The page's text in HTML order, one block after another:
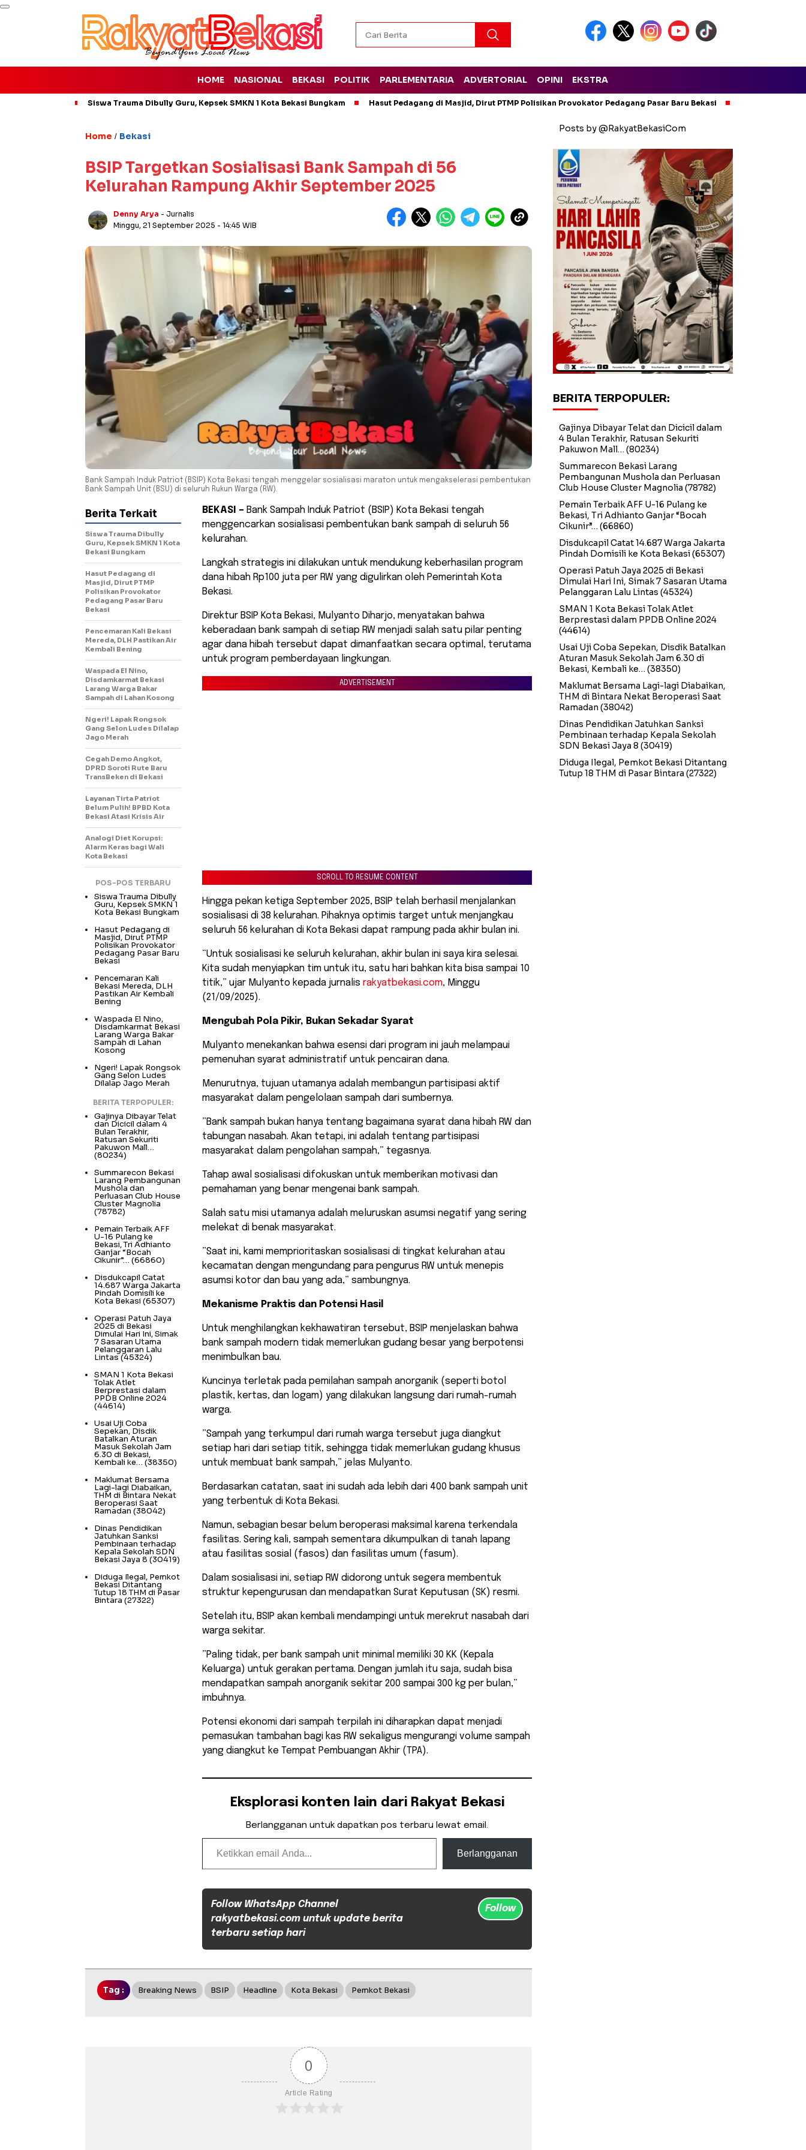
HOME NASIONAL BEKASI POLITIK PARLEMENTARIA ADVERTORIAL OPINI EKSTRA
Siswa Trauma Dibully Guru, Kepsek SMKN 1 Kota Bekasi Bungkam Hasut Pedagang di Masjid, Dirut PTMP Polisikan Provokator Pedagang Pasar Baru Bekasi
Home / Bekasi
BSIP Targetkan Sosialisasi Bank Sampah di 56
Kelurahan Rampung Akhir September 2025
Denny Arya - Jurnalis
Minggu, 21 September 2025 - 14:45 WIB
Bank Sampah Induk Patriot (BSIP) Kota Bekasi tengah menggelar sosialisasi maraton untuk mengakselerasi pembentukan
Bank Sampah Unit (BSU) di seluruh Rukun Warga (RW).
BEKASI – Bank Sampah Induk Patriot (BSIP) Kota Bekasi tengah
menggencarkan sosialisasi pembentukan bank sampah di seluruh 56
kelurahan.
Langkah strategis ini dilakukan untuk mendukung keberhasilan program
dana hibah Rp100 juta per RW yang digulirkan oleh Pemerintah Kota
Bekasi.
​Direktur BSIP Kota Bekasi, Mulyanto Diharjo, menyatakan bahwa
keberadaan bank sampah di setiap RW menjadi salah satu pilar penting
agar dana hibah tersebut dapat dimanfaatkan secara optimal, terutama
untuk program pemberdayaan lingkungan.
ADVERTISEMENT
SCROLL TO RESUME CONTENT
​Hingga pekan ketiga September 2025, BSIP telah berhasil menjalankan
sosialisasi di 38 kelurahan. Pihaknya optimis target untuk menjangkau
seluruh 56 kelurahan di Kota Bekasi dapat rampung pada akhir bulan ini.
“Untuk sosialisasi ke seluruh kelurahan, akhir bulan ini saya kira selesai.
Kita sudah menyiapkan tim untuk itu, satu hari bahkan kita bisa sampai 10
titik,” ujar Mulyanto kepada jurnalis rakyatbekasi.com, Minggu
(21/09/2025).
Mengubah Pola Pikir, Bukan Sekadar Syarat
Mulyanto menekankan bahwa esensi dari program ini jauh melampaui
pemenuhan syarat administratif untuk pencairan dana.
Menurutnya, tujuan utamanya adalah membangun partisipasi aktif
masyarakat dalam pengelolaan sampah dari sumbernya.
​”Bank sampah bukan hanya tentang bagaimana syarat dana hibah RW dan
tabungan nasabah. Akan tetapi, ini adalah tentang partisipasi
masyarakat dalam pengolahan sampah,” tegasnya.
Tahap awal sosialisasi difokuskan untuk memberikan motivasi dan
pemahaman yang benar mengenai bank sampah.
Salah satu misi utamanya adalah meluruskan asumsi negatif yang sering
melekat di benak masyarakat.
​”Saat ini, kami memprioritaskan sosialisasi di tingkat kelurahan atau
kecamatan dengan mengundang para pengurus RW untuk menepis
asumsi kotor dan bau yang ada,” sambungnya.
Mekanisme Praktis dan Potensi Hasil
Untuk menghilangkan kekhawatiran tersebut, BSIP menjelaskan bahwa
bank sampah modern tidak memerlukan gudang besar yang berpotensi
menimbulkan bau.
Kuncinya terletak pada pemilahan sampah anorganik (seperti botol
plastik, kertas, dan logam) yang dilakukan langsung dari rumah-rumah
warga.
​”Sampah yang terkumpul dari rumah warga tersebut juga diangkut
setiap hari dari setiap titik, sehingga tidak memerlukan gudang khusus
untuk membuat bank sampah,” jelas Mulyanto.
Berdasarkan catatan, saat ini sudah ada lebih dari 400 bank sampah unit
yang terbentuk di Kota Bekasi.
Namun, sebagian besar belum beroperasi maksimal karena terkendala
fasilitas. Sering kali, sampah sementara dikumpulkan di tanah lapang
atau fasilitas sosial (fasos) dan fasilitas umum (fasum).
Dalam sosialisasi ini, setiap RW didorong untuk segera membentuk
struktur kepengurusan dan mendapatkan Surat Keputusan (SK) resmi.
Setelah itu, BSIP akan kembali mendampingi untuk merekrut nasabah dari
warga sekitar.
​”Paling tidak, per bank sampah unit minimal memiliki 30 KK (Kepala
Keluarga) untuk gerakan pertama. Dengan jumlah itu saja, sudah bisa
mendapatkan sampah anorganik sekitar 200 sampai 300 kg per bulan,”
imbuhnya.
​Potensi ekonomi dari sampah terpilah ini diharapkan dapat menjadi
pemasukan tambahan bagi kas RW sekaligus mengurangi volume sampah
yang diangkut ke Tempat Pembuangan Akhir (TPA).
Eksplorasi konten lain dari Rakyat Bekasi
Berlangganan untuk dapatkan pos terbaru lewat email.
Ketikkan email Anda...
Berlangganan
Follow WhatsApp Channel
rakyatbekasi.com untuk update berita
terbaru setiap hari
Follow
Berita Terkait
Siswa Trauma Dibully
Guru, Kepsek SMKN 1 Kota
Bekasi Bungkam
Hasut Pedagang di
Masjid, Dirut PTMP
Polisikan Provokator
Pedagang Pasar Baru
Bekasi
Pencemaran Kali Bekasi
Mereda, DLH Pastikan Air
Kembali Bening
Waspada El Nino,
Disdamkarmat Bekasi
Larang Warga Bakar
Sampah di Lahan Kosong
Ngeri! Lapak Rongsok
Gang Selon Ludes Dilalap
Jago Merah
Cegah Demo Angkot,
DPRD Soroti Rute Baru
TransBeken di Bekasi
Layanan Tirta Patriot
Belum Pulih! BPBD Kota
Bekasi Atasi Krisis Air
Analogi Diet Korupsi:
Alarm Keras bagi Wali
Kota Bekasi
POS-POS TERBARU
Siswa Trauma Dibully
Guru, Kepsek SMKN 1
Kota Bekasi Bungkam
Hasut Pedagang di
Masjid, Dirut PTMP
Polisikan Provokator
Pedagang Pasar Baru
Bekasi
Pencemaran Kali
Bekasi Mereda, DLH
Pastikan Air Kembali
Bening
Waspada El Nino,
Disdamkarmat Bekasi
Larang Warga Bakar
Sampah di Lahan
Kosong
Ngeri! Lapak Rongsok
Gang Selon Ludes
Dilalap Jago Merah
BERITA TERPOPULER:
Gajinya Dibayar Telat
dan Dicicil dalam 4
Bulan Terakhir,
Ratusan Sekuriti
Pakuwon Mall…
(80234)
Summarecon Bekasi
Larang Pembangunan
Mushola dan
Perluasan Club House
Cluster Magnolia
(78782)
Pemain Terbaik AFF
U-16 Pulang ke
Bekasi, Tri Adhianto
Ganjar “Bocah
Cikunir”… (66860)
Disdukcapil Catat
14.687 Warga Jakarta
Pindah Domisili ke
Kota Bekasi (65307)
Operasi Patuh Jaya
2025 di Bekasi
Dimulai Hari Ini, Simak
7 Sasaran Utama
Pelanggaran Lalu
Lintas(45324)
SMAN 1 Kota Bekasi
Tolak Atlet
Berprestasi dalam
PPDB Online 2024
(44614)
Usai Uji Coba
Sepekan, Disdik
Batalkan Aturan
Masuk Sekolah Jam
6.30 di Bekasi,
Kembali ke… (38350)
Maklumat Bersama
Lagi-lagi Diabaikan,
THM di Bintara Nekat
Beroperasi Saat
Ramadan (38042)
Dinas Pendidikan
Jatuhkan Sanksi
Pembinaan terhadap
Kepala Sekolah SDN
Bekasi Jaya 8 (30419)
Diduga Ilegal, Pemkot
Bekasi Ditantang
Tutup 18 THM di Pasar
Bintara (27322)
Tag : Breaking News BSIP Headline Kota Bekasi Pemkot Bekasi
0
Article Rating
Posts by @RakyatBekasiCom
BERITA TERPOPULER:
Gajinya Dibayar Telat dan Dicicil dalam
4 Bulan Terakhir, Ratusan Sekuriti
Pakuwon Mall… (80234)
Summarecon Bekasi Larang
Pembangunan Mushola dan Perluasan
Club House Cluster Magnolia (78782)
Pemain Terbaik AFF U-16 Pulang ke
Bekasi, Tri Adhianto Ganjar “Bocah
Cikunir”… (66860)
Disdukcapil Catat 14.687 Warga Jakarta
Pindah Domisili ke Kota Bekasi(65307)
Operasi Patuh Jaya 2025 di Bekasi
Dimulai Hari Ini, Simak 7 Sasaran Utama
Pelanggaran Lalu Lintas (45324)
SMAN 1 Kota Bekasi Tolak Atlet
Berprestasi dalam PPDB Online 2024
(44614)
Usai Uji Coba Sepekan, Disdik Batalkan
Aturan Masuk Sekolah Jam 6.30 di
Bekasi, Kembali ke… (38350)
Maklumat Bersama Lagi-lagi Diabaikan,
THM di Bintara Nekat Beroperasi Saat
Ramadan (38042)
Dinas Pendidikan Jatuhkan Sanksi
Pembinaan terhadap Kepala Sekolah
SDN Bekasi Jaya 8 (30419)
Diduga Ilegal, Pemkot Bekasi Ditantang
Tutup 18 THM di Pasar Bintara (27322)